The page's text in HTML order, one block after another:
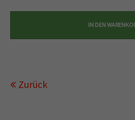
Zurück